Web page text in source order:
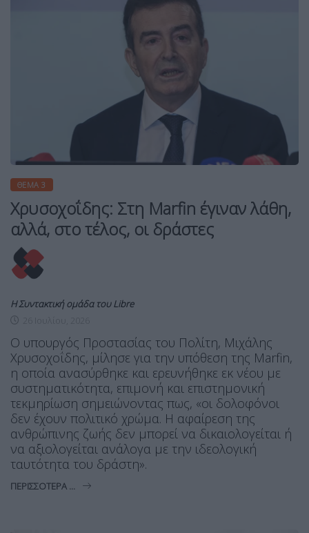
ΘΈΜΑ 3
Χρυσοχοΐδης: Στη Marfin έγιναν λάθη,
αλλά, στο τέλος, οι δράστες
Η Συντακτική ομάδα του Libre
Ο υπουργός Προστασίας του Πολίτη, Μιχάλης
Χρυσοχοΐδης, μίλησε για την υπόθεση της Marfin,
η οποία ανασύρθηκε και ερευνήθηκε εκ νέου με
συστηματικότητα, επιμονή και επιστημονική
τεκμηρίωση σημειώνοντας πως, «οι δολοφόνοι
δεν έχουν πολιτικό χρώμα. Η αφαίρεση της
ανθρώπινης ζωής δεν μπορεί να δικαιολογείται ή
να αξιολογείται ανάλογα με την ιδεολογική
ταυτότητα του δράστη».
ΠΕΡΙΣΣΌΤΕΡΑ ...